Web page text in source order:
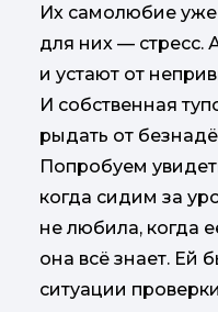
Их самолюбие
для них — стресс.
и устают от
И собственная
рыдать от
Попробуем
когда сидим за
не любила, когда
она всё знает. Ей
ситуации